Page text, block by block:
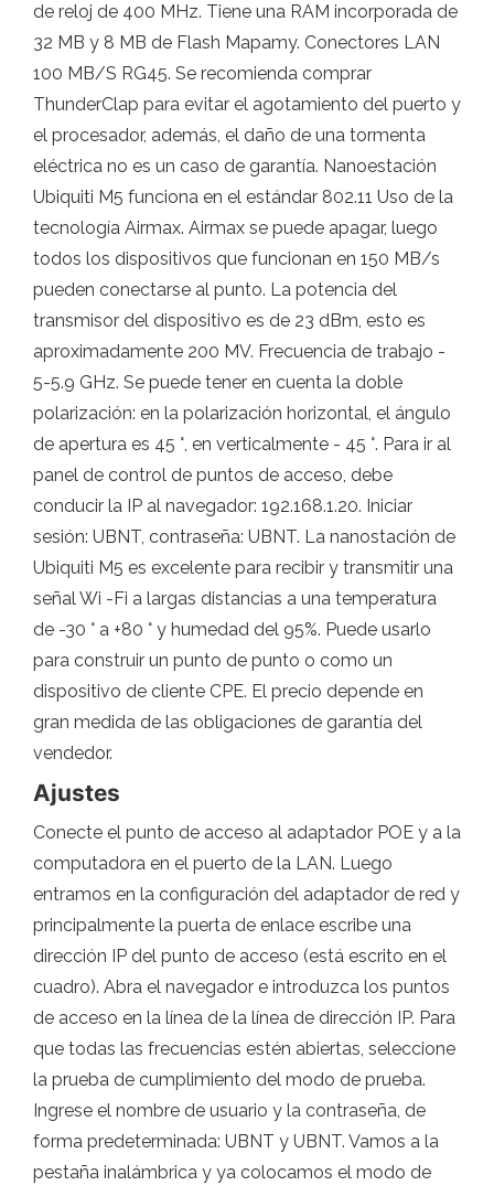
de reloj de 400 MHz. Tiene una RAM incorporada de
32 MB y 8 MB de Flash Mapamy. Conectores LAN
100 MB/S RG45. Se recomienda comprar
ThunderClap para evitar el agotamiento del puerto y
el procesador, además, el daño de una tormenta
eléctrica no es un caso de garantía. Nanoestación
Ubiquiti M5 funciona en el estándar 802.11 Uso de la
tecnología Airmax. Airmax se puede apagar, luego
todos los dispositivos que funcionan en 150 MB/s
pueden conectarse al punto. La potencia del
transmisor del dispositivo es de 23 dBm, esto es
aproximadamente 200 MV. Frecuencia de trabajo -
5-5.9 GHz. Se puede tener en cuenta la doble
polarización: en la polarización horizontal, el ángulo
de apertura es 45 °, en verticalmente - 45 °. Para ir al
panel de control de puntos de acceso, debe
conducir la IP al navegador: 192.168.1.20. Iniciar
sesión: UBNT, contraseña: UBNT. La nanostación de
Ubiquiti M5 es excelente para recibir y transmitir una
señal Wi -Fi a largas distancias a una temperatura
de -30 ° a +80 ° y humedad del 95%. Puede usarlo
para construir un punto de punto o como un
dispositivo de cliente CPE. El precio depende en
gran medida de las obligaciones de garantía del
vendedor.
Ajustes
Conecte el punto de acceso al adaptador POE y a la
computadora en el puerto de la LAN. Luego
entramos en la configuración del adaptador de red y
principalmente la puerta de enlace escribe una
dirección IP del punto de acceso (está escrito en el
cuadro). Abra el navegador e introduzca los puntos
de acceso en la línea de la línea de dirección IP. Para
que todas las frecuencias estén abiertas, seleccione
la prueba de cumplimiento del modo de prueba.
Ingrese el nombre de usuario y la contraseña, de
forma predeterminada: UBNT y UBNT. Vamos a la
pestaña inalámbrica y ya colocamos el modo de